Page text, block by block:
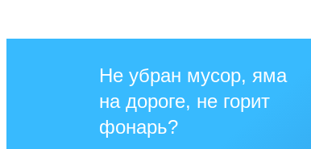
Не убран мусор, яма
на дороге, не горит
фонарь?